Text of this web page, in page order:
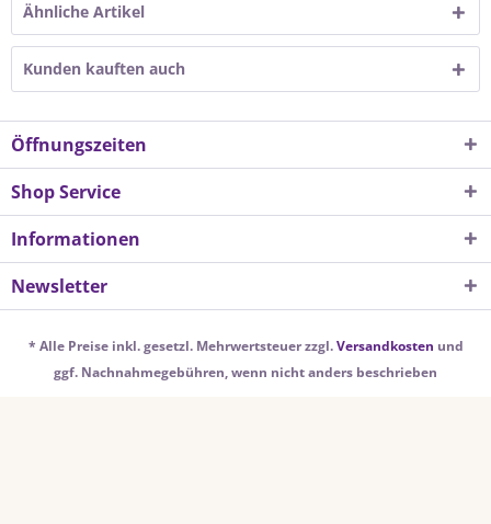
Ähnliche Artikel
Kunden kauften auch
Öffnungszeiten
Shop Service
Informationen
Newsletter
* Alle Preise inkl. gesetzl. Mehrwertsteuer zzgl.Versandkosten und
ggf. Nachnahmegebühren, wenn nicht anders beschrieben